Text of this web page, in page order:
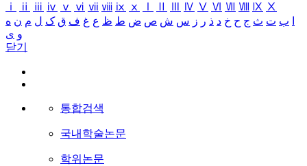
ⅰ
ⅱ ⅲ ⅳ ⅴ ⅵ ⅶ ⅷ ⅸ ⅹ Ⅳ Ⅴ Ⅵ Ⅶ Ⅷ Ⅸ Ⅹ
ب ت ث ج ح خ د ذ ر ز س ش ص ض ط ظ ع غ ف ق ک ل م ن ه
و ی
닫기
통합검색
국내학술논문
학위논문